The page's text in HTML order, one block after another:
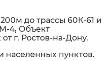
до трассы 60К-61 и
4, Объект
г. Ростов-на-Дону.
населенных пунктов.